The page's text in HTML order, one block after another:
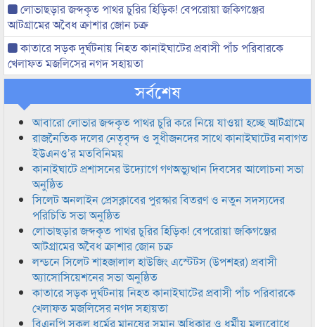
লোভাছড়ার জব্দকৃত পাথর চুরির হিড়িক! বেপরোয়া জকিগঞ্জের
আটগ্রামের অবৈধ ক্রাশার জোন চক্র
কাতারে সড়ক দুর্ঘটনায় নিহত কানাইঘাটের প্রবাসী পাঁচ পরিবারকে
খেলাফত মজলিসের নগদ সহায়তা
সর্বশেষ
আবারো লোভার জব্দকৃত পাথর চুরি করে নিয়ে যাওয়া হচ্ছে আটগ্রামে
রাজনৈতিক দলের নেতৃবৃন্দ ও সুধীজনদের সাথে কানাইঘাটের নবাগত
ইউএনও’র মতবিনিময়
কানাইঘাটে প্রশাসনের উদ্যোগে গণঅভ্যুত্থান দিবসের আলোচনা সভা
অনুষ্ঠিত
সিলেট অনলাইন প্রেসক্লাবের পুরস্কার বিতরণ ও নতুন সদস্যদের
পরিচিতি সভা অনুষ্ঠিত
লোভাছড়ার জব্দকৃত পাথর চুরির হিড়িক! বেপরোয়া জকিগঞ্জের
আটগ্রামের অবৈধ ক্রাশার জোন চক্র
লন্ডনে সিলেট শাহজালাল হাউজিং এস্টেটস (উপশহর) প্রবাসী
অ্যাসোসিয়েশনের সভা অনুষ্ঠিত
কাতারে সড়ক দুর্ঘটনায় নিহত কানাইঘাটের প্রবাসী পাঁচ পরিবারকে
খেলাফত মজলিসের নগদ সহায়তা
বিএনপি সকল ধর্মের মানুষের সমান অধিকার ও ধর্মীয় মুল্যবোধে